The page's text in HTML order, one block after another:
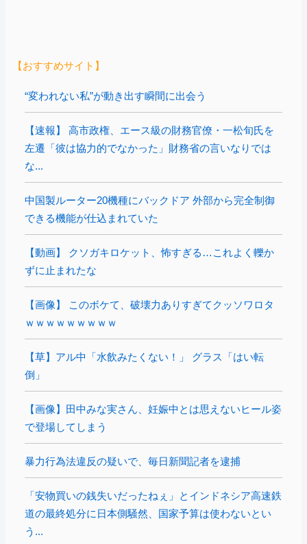
【おすすめサイト】
“変われない私”が動き出す瞬間に出会う
【速報】 高市政権、エース級の財務官僚・一松旬氏を
左遷「彼は協力的でなかった」財務省の言いなりでは
な...
中国製ルーター20機種にバックドア 外部から完全制御
できる機能が仕込まれていた
【動画】 クソガキロケット、怖すぎる…これよく轢か
ずに止まれたな
【画像】 このボケて、破壊力ありすぎてクッソワロタ
ｗｗｗｗｗｗｗｗｗ
【草】アル中「水飲みたくない！」 グラス「はい転
倒」
【画像】田中みな実さん、妊娠中とは思えないヒール姿
で登場してしまう
暴力行為法違反の疑いで、毎日新聞記者を逮捕
「安物買いの銭失いだったねぇ」とインドネシア高速鉄
道の最終処分に日本側騒然、国家予算は使わないとい
う...